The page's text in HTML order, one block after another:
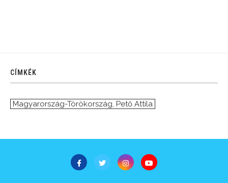
CÍMKÉK
Magyarország-Törökország, Pető Attila